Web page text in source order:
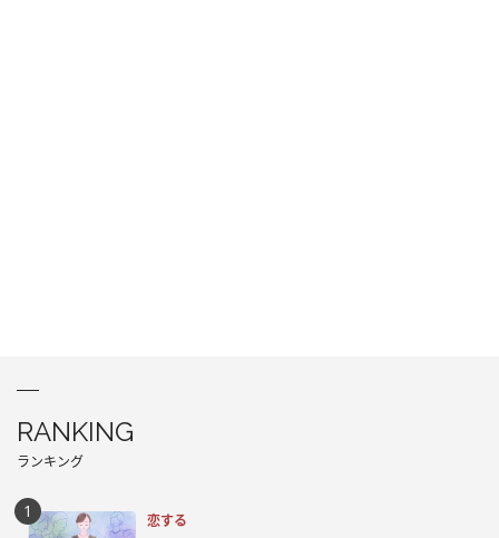
RANKING
ランキング
恋する